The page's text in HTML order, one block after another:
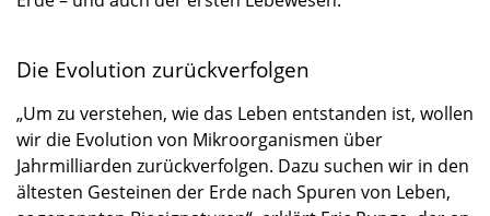
Die Evolution zurückverfolgen
„Um zu verstehen, wie das Leben entstanden ist, wollen
wir die Evolution von Mikroorganismen über
Jahrmilliarden zurückverfolgen. Dazu suchen wir in den
ältesten Gesteinen der Erde nach Spuren von Leben,